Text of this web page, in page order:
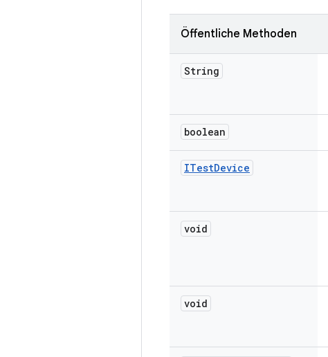
Öffentliche Methoden
String
boolean
ITestDevice
void
void